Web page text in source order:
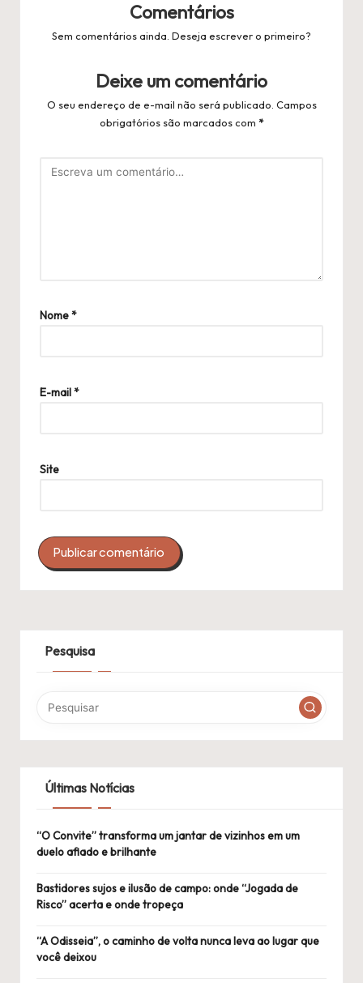
Comentários
Sem comentários ainda. Deseja escrever o primeiro?
Deixe um comentário
O seu endereço de e-mail não será publicado. Campos
obrigatórios são marcados com *
Nome*
E-mail*
Site
Pesquisa
Últimas Notícias
“O Convite” transforma um jantar de vizinhos em um
duelo afiado e brilhante
Bastidores sujos e ilusão de campo: onde “Jogada de
Risco” acerta e onde tropeça
“A Odisseia”, o caminho de volta nunca leva ao lugar que
você deixou